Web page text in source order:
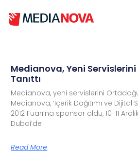
Medianova, Yeni
Tanıttı
Medianova, yeni servislerini
Medianova, ‘İçerik Dağıtımı ve
2012 Fuarı’na sponsor oldu, 10-11
Dubai’de
Read More